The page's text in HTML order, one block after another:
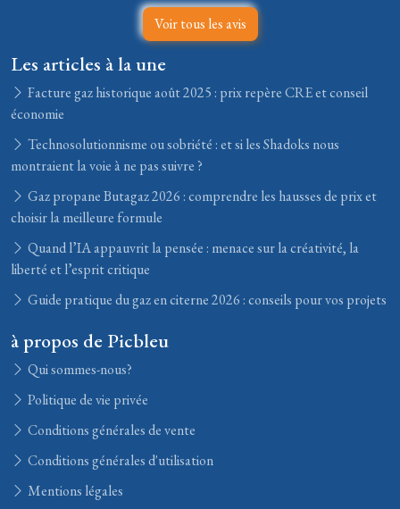
Voir tous les avis
Les articles à la une
Facture gaz historique août 2025 : prix repère CRE et conseil
économie
Technosolutionnisme ou sobriété : et si les Shadoks nous
montraient la voie à ne pas suivre ?
Gaz propane Butagaz 2026 : comprendre les hausses de prix et
choisir la meilleure formule
Quand l’IA appauvrit la pensée : menace sur la créativité, la
liberté et l’esprit critique
Guide pratique du gaz en citerne 2026 : conseils pour vos projets
à propos de Picbleu
Qui sommes-nous?
Politique de vie privée
Conditions générales de vente
Conditions générales d'utilisation
Mentions légales